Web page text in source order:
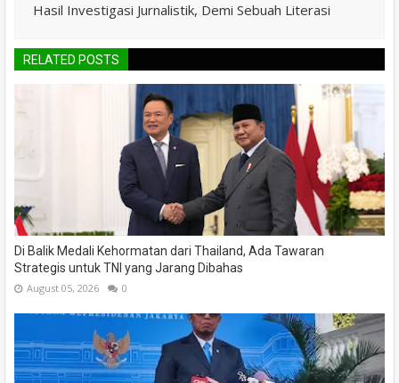
Hasil Investigasi Jurnalistik, Demi Sebuah Literasi
RELATED POSTS
Di Balik Medali Kehormatan dari Thailand, Ada Tawaran
Strategis untuk TNI yang Jarang Dibahas
August 05, 2026 0